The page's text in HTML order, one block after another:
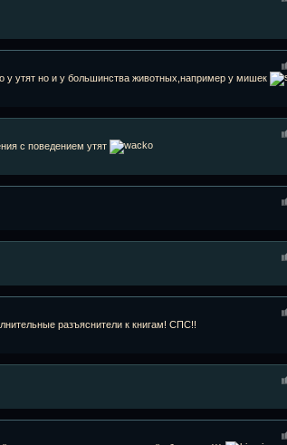
у утят но и у большинства животных,например у мишек
с поведением утят
разъяснители к книгам! СПС!!